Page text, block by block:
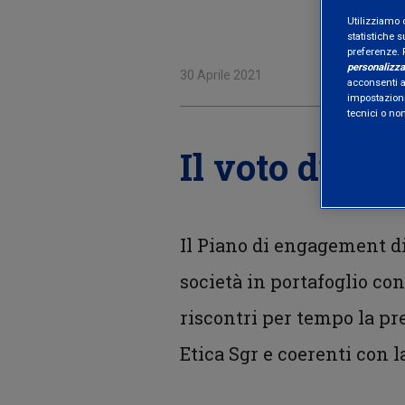
30 Aprile 2021
Il voto di
Il Piano di engagement
società in portafoglio
riscontri per tempo la
Etica Sgr e coerenti con
Utilizziamo
statistiche
preferenze.
personalizza
acconsenti
tecnici o